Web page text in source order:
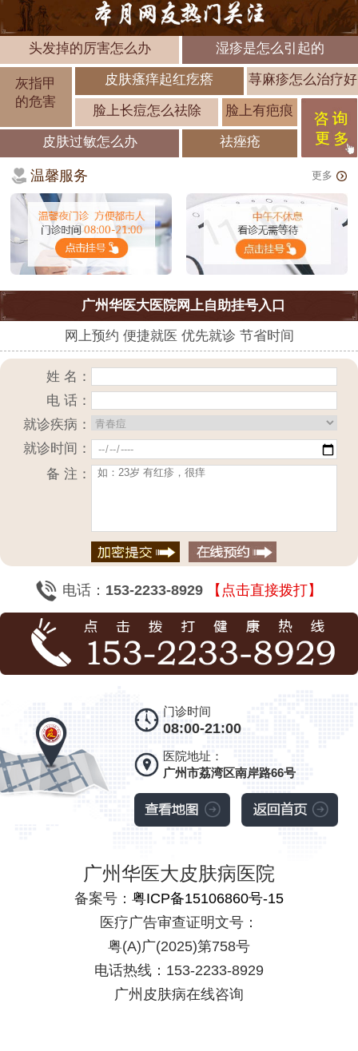
头发掉的厉害怎么办 湿疹是怎么引起的
灰指甲
的危害
皮肤瘙痒起红疙瘩 荨麻疹怎么治疗好
脸上长痘怎么祛除 脸上有疤痕
皮肤过敏怎么办 祛痤疮
温馨服务 更多
广州华医大医院网上自助挂号入口
网上预约 便捷就医 优先就诊 节省时间
姓 名：
电 话：
就诊疾病：
就诊时间：
备 注：
电话： 153-2233-8929 【点击直接拨打】
门诊时间
08:00-21:00
医院地址：
广州市荔湾区南岸路66号
广州华医大皮肤病医院
备案号： 粤ICP备15106860号-15
医疗广告审查证明文号：
粤(A)广(2025)第758号
电话热线：153-2233-8929
广州皮肤病在线咨询